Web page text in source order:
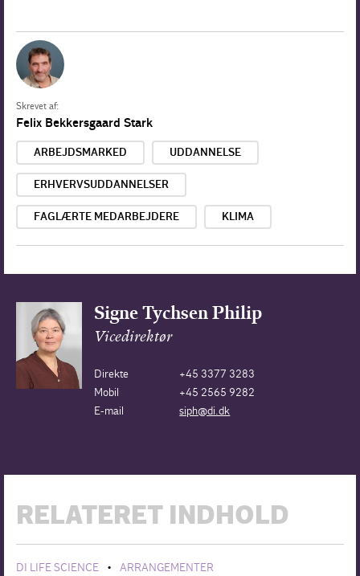
Skrevet af:
Felix Bekkersgaard Stark
ARBEJDSMARKED UDDANNELSE
ERHVERVSUDDANNELSER
FAGLÆRTE MEDARBEJDERE KLIMA
Signe Tychsen Philip
Vicedirektør
Direkte
+45 3377 3283
Mobil
+45 2565 9282
E-mail
siph@di.dk
RELATERET INDHOLD
DI LIFE SCIENCE • ARRANGEMENTER